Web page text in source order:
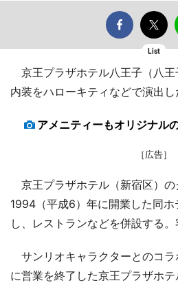
List
京王プラザホテル八王子（八王
内装をハローキティなどで演出し
アメニティーもオリジナル
［広告］
京王プラザホテル（新宿区）の
1994（平成6）年に開業した同
し、レストランなどを併設する。
サンリオキャラクターとのコラ
に営業を終了した京王プラザホテ